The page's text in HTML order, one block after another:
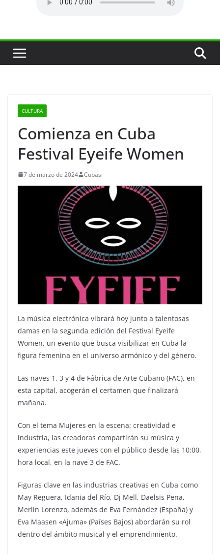
CULTURA
Comienza en Cuba
Festival Eyeife Women
7 de marzo de 2024 Cubasi
La música electrónica vibrará hoy junto a talentosas
damas en la segunda edición del Festival Eyeife
Women, un evento que busca visibilizar en Cuba la
figura femenina en el universo armónico y del género.
Las naves 1, 3 y 4 de Fábrica de Arte Cubano (FAC), en
esta capital, acogerán el certamen que finalizará
mañana.
Con el tema Mujeres en la escena: creatividad e
industria, las creadoras compartirán su música y
experiencias este jueves con el público desde las 10:00,
hora local, en la nave 3 de FAC.
Figuras clave en las industrias creativas en Cuba como
May Reguera, Idania del Río, Dj Mell, Daelsis Pena,
Merlin Lorenzo, además de Eva Fernández (España) y
Eva Maasen «Ajuma» (Países Bajos) abordarán su rol
dentro del ámbito musical y el emprendimiento.